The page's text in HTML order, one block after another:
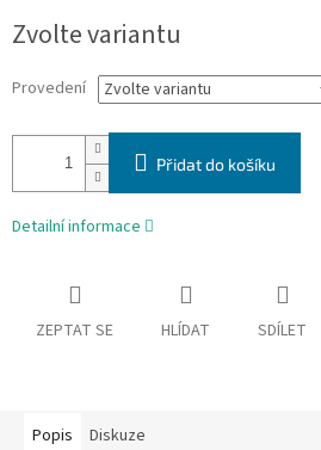
cena:
Zvolte variantu
Provedení
Přidat do košíku
Detailní informace
ZEPTAT SE HLÍDAT SDÍLET
Popis Diskuze